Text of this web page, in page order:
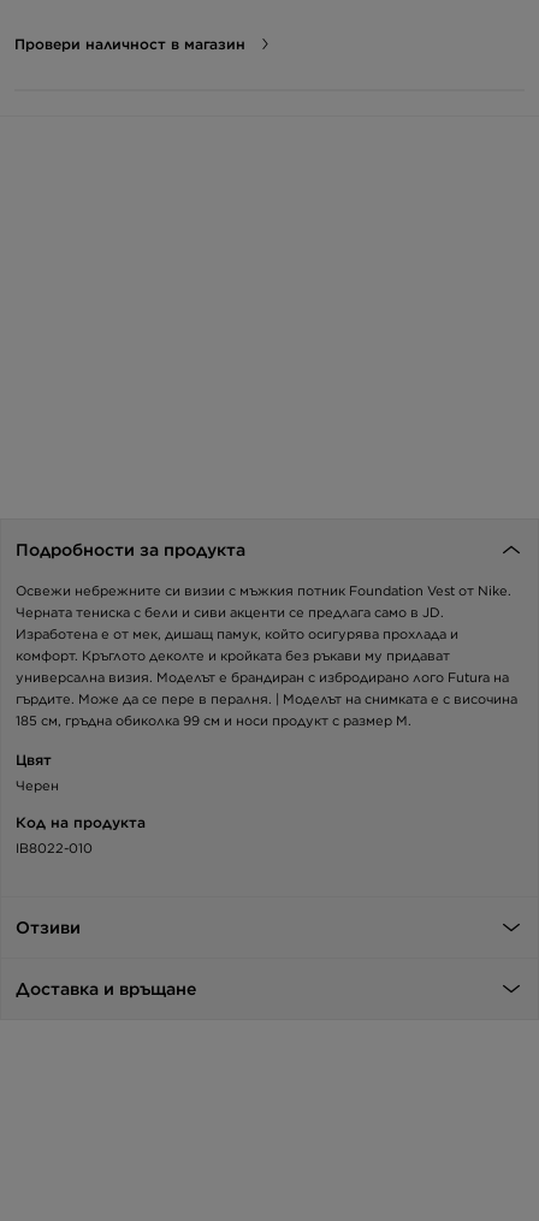
Провери наличност в магазин
Подробности за продукта
Освежи небрежните си визии с мъжкия потник Foundation Vest от Nike.
Черната тениска с бели и сиви акценти се предлага само в JD.
Изработена е от мек, дишащ памук, който осигурява прохлада и
комфорт. Кръглото деколте и кройката без ръкави му придават
универсална визия. Моделът е брандиран с избродирано лого Futura на
гърдите. Може да се пере в пералня. | Моделът на снимката е с височина
185 см, гръдна обиколка 99 см и носи продукт с размер M.
Цвят
Черен
Код на продукта
IB8022-010
Отзиви
Доставка и връщане